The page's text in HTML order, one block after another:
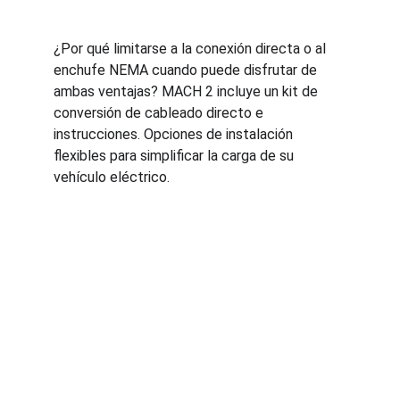
¿Por qué limitarse a la conexión directa o al
enchufe NEMA cuando puede disfrutar de
ambas ventajas? MACH 2 incluye un kit de
conversión de cableado directo e
instrucciones. Opciones de instalación
flexibles para simplificar la carga de su
vehículo eléctrico.